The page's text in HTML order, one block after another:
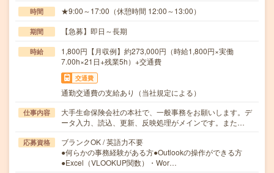
時間 ★9:00～17:00（休憩時間 12:00～13:00）
期間 【急募】即日～長期
時給
1,800円【月収例】約273,000円（時給1,800円×実働
7.00h×21日+残業5h）+交通費
交通費
通勤交通費の支給あり（当社規定による）
仕事内容
大手生命保険会社の本社で、一般事務をお願いします。デ
ータ入力、読込、更新、反映処理がメインです。また…
応募資格
ブランクOK / 英語力不要
●何らかの事務経験がある方●Outlookの操作ができる方
●Excel（VLOOKUP関数）・Wor…